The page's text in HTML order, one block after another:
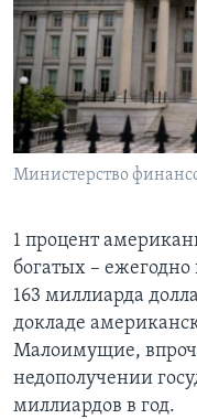
Learning English
СОЦИАЛЬНЫЕ СЕТИ
Министерство
1 процент
богатых –
163 миллиарда
докладе
Малоимущие,
недополучении
миллиардов в год.